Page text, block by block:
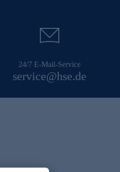
24/7 E-Mail-Service
service@hse.de